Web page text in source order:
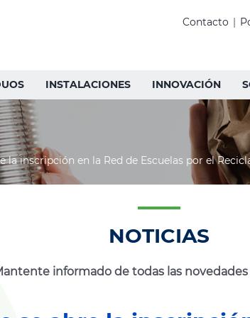
Contacto |
INSTALACIONES INNOVACIÓN
la inscripción en la Red de Escuelas por el
NOTICIAS
informado de todas las novedades